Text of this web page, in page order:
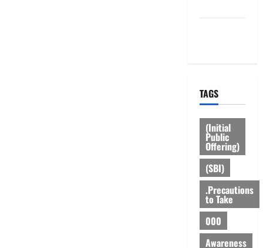
TAGS
(Initial
Public
Offering)
(SBI)
.Precautions
to Take
000
Awareness